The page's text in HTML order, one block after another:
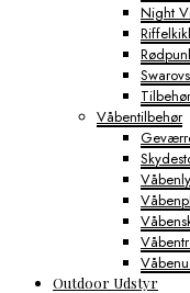
Night
Våbentilbehør
Outdoor Udstyr